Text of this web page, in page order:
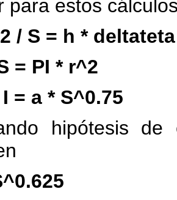
para estos
/ S = h *
= PI * r^2
= a * S^0.75
hipótesis de